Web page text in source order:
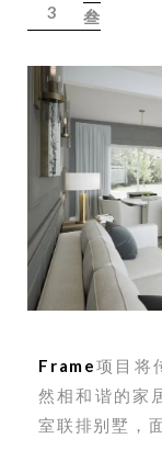
3 叁
Frame项目将
然相和谐的家
室联排别墅，